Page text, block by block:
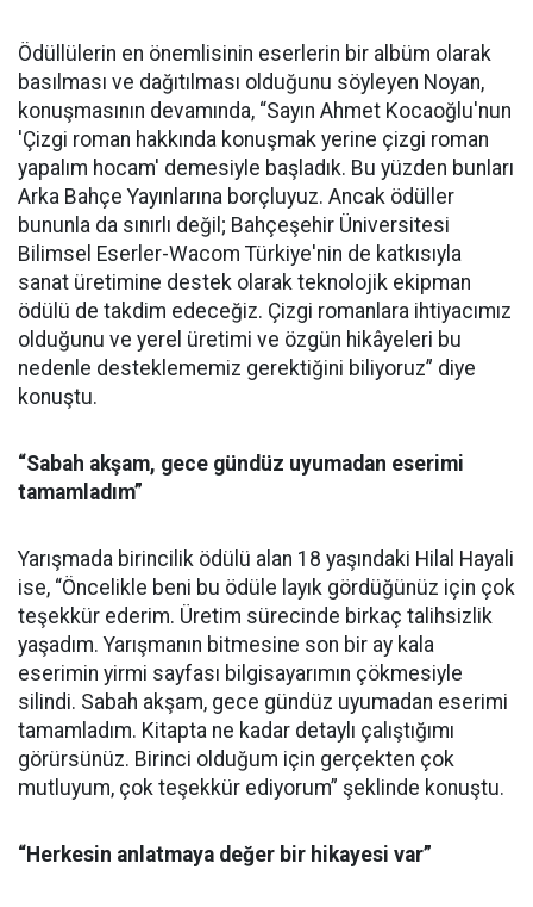
Ödüllülerin en önemlisinin eserlerin bir albüm olarak
basılması ve dağıtılması olduğunu söyleyen Noyan,
konuşmasının devamında, “Sayın Ahmet Kocaoğlu'nun
'Çizgi roman hakkında konuşmak yerine çizgi roman
yapalım hocam' demesiyle başladık. Bu yüzden bunları
Arka Bahçe Yayınlarına borçluyuz. Ancak ödüller
bununla da sınırlı değil; Bahçeşehir Üniversitesi
Bilimsel Eserler-Wacom Türkiye'nin de katkısıyla
sanat üretimine destek olarak teknolojik ekipman
ödülü de takdim edeceğiz. Çizgi romanlara ihtiyacımız
olduğunu ve yerel üretimi ve özgün hikâyeleri bu
nedenle desteklememiz gerektiğini biliyoruz” diye
konuştu.
“Sabah akşam, gece gündüz uyumadan eserimi
tamamladım”
Yarışmada birincilik ödülü alan 18 yaşındaki Hilal Hayali
ise, “Öncelikle beni bu ödüle layık gördüğünüz için çok
teşekkür ederim. Üretim sürecinde birkaç talihsizlik
yaşadım. Yarışmanın bitmesine son bir ay kala
eserimin yirmi sayfası bilgisayarımın çökmesiyle
silindi. Sabah akşam, gece gündüz uyumadan eserimi
tamamladım. Kitapta ne kadar detaylı çalıştığımı
görürsünüz. Birinci olduğum için gerçekten çok
mutluyum, çok teşekkür ediyorum” şeklinde konuştu.
“Herkesin anlatmaya değer bir hikayesi var”